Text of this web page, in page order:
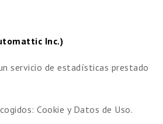
Inc.)
servicio de estadísticas prestado
Cookie y Datos de Uso.